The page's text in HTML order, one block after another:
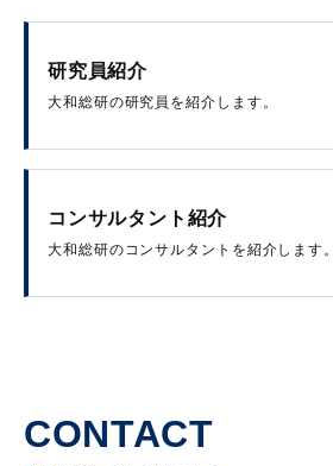
研究員紹介
大和総研の研究員を紹介します。
コンサルタント紹介
大和総研のコンサルタントを紹介します。
CONTACT